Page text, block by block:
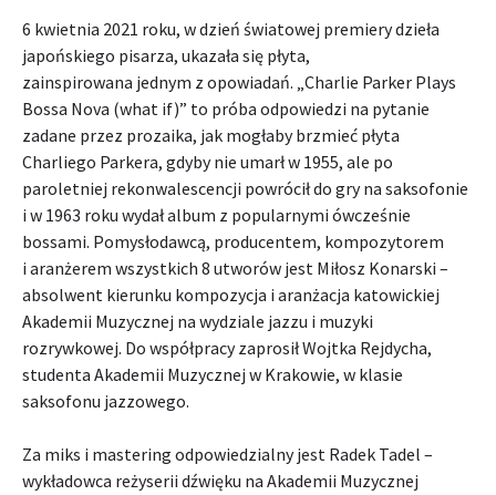
6 kwietnia 2021 roku, w dzień światowej premiery dzieła
japońskiego pisarza, ukazała się płyta,
zainspirowana jednym z opowiadań. „Charlie Parker Plays
Bossa Nova (what if)” to próba odpowiedzi na pytanie
zadane przez prozaika, jak mogłaby brzmieć płyta
Charliego Parkera, gdyby nie umarł w 1955, ale po
paroletniej rekonwalescencji powrócił do gry na saksofonie
i w 1963 roku wydał album z popularnymi ówcześnie
bossami. Pomysłodawcą, producentem, kompozytorem
i aranżerem wszystkich 8 utworów jest Miłosz Konarski –
absolwent kierunku kompozycja i aranżacja katowickiej
Akademii Muzycznej na wydziale jazzu i muzyki
rozrywkowej. Do współpracy zaprosił Wojtka Rejdycha,
studenta Akademii Muzycznej w Krakowie, w klasie
saksofonu jazzowego.
Za miks i mastering odpowiedzialny jest Radek Tadel –
wykładowca reżyserii dźwięku na Akademii Muzycznej